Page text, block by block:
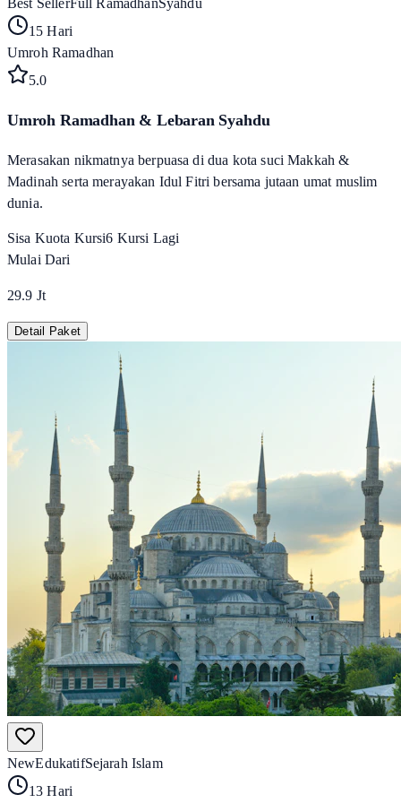
15 Hari
Umroh Ramadhan
5.0
Umroh Ramadhan & Lebaran Syahdu
Merasakan nikmatnya berpuasa di dua kota suci Makkah &
Madinah serta merayakan Idul Fitri bersama jutaan umat muslim
dunia.
Sisa Kuota Kursi6 Kursi Lagi
Mulai Dari
29.9 Jt
Detail Paket
NewEdukatifSejarah Islam
13 Hari